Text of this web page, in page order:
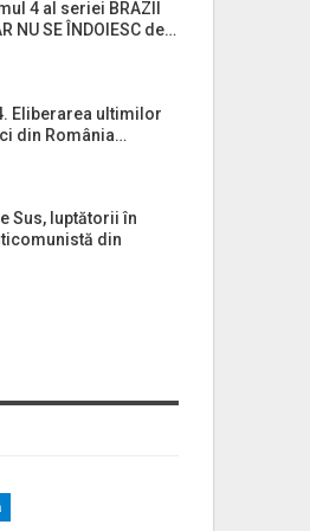
4 al seriei BRAZII
NU SE ÎNDOIESC de…
Eliberarea ultimilor
din România…
Sus, luptătorii în
din